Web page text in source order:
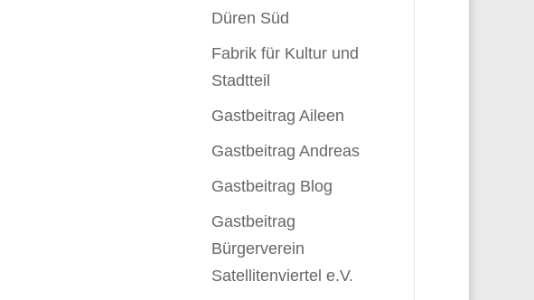
Düren Süd
Fabrik für Kultur und
Stadtteil
Gastbeitrag Aileen
Gastbeitrag Andreas
Gastbeitrag Blog
Gastbeitrag
Bürgerverein
Satellitenviertel e.V.